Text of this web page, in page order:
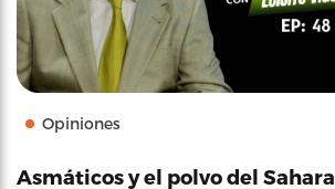
Opiniones
Asmáticos y el polvo del Sahara